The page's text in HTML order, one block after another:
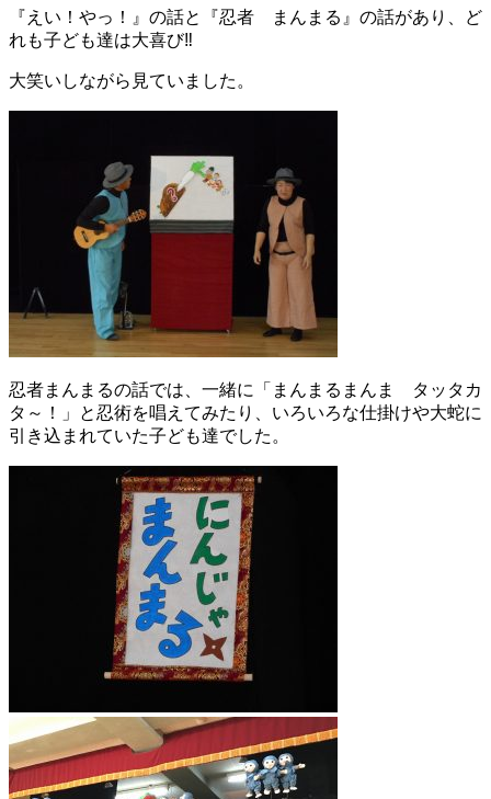
『えい！やっ！』の話と『忍者 まんまる』の話があり、ど
れも子ども達は大喜び‼
大笑いしながら見ていました。
忍者まんまるの話では、一緒に「まんまるまんま タッタカ
タ～！」と忍術を唱えてみたり、いろいろな仕掛けや大蛇に
引き込まれていた子ども達でした。